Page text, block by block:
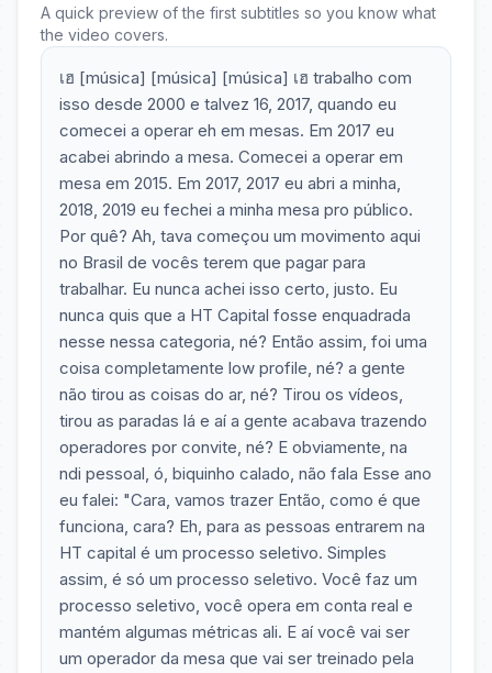
A quick preview of the first subtitles so you know what
the video covers.
เฮ [música] [música] [música] เฮ trabalho com
isso desde 2000 e talvez 16, 2017, quando eu
comecei a operar eh em mesas. Em 2017 eu
acabei abrindo a mesa. Comecei a operar em
mesa em 2015. Em 2017, 2017 eu abri a minha,
2018, 2019 eu fechei a minha mesa pro público.
Por quê? Ah, tava começou um movimento aqui
no Brasil de vocês terem que pagar para
trabalhar. Eu nunca achei isso certo, justo. Eu
nunca quis que a HT Capital fosse enquadrada
nesse nessa categoria, né? Então assim, foi uma
coisa completamente low profile, né? a gente
não tirou as coisas do ar, né? Tirou os vídeos,
tirou as paradas lá e aí a gente acabava trazendo
operadores por convite, né? E obviamente, na
ndi pessoal, ó, biquinho calado, não fala Esse ano
eu falei: "Cara, vamos trazer Então, como é que
funciona, cara? Eh, para as pessoas entrarem na
HT capital é um processo seletivo. Simples
assim, é só um processo seletivo. Você faz um
processo seletivo, você opera em conta real e
mantém algumas métricas ali. E aí você vai ser
um operador da mesa que vai ser treinado pela